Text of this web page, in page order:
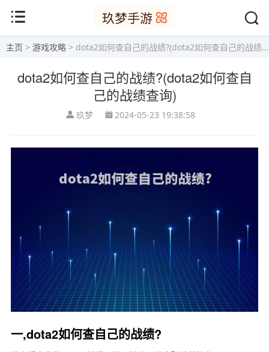
主页 > 游戏攻略 > dota2如何查自己的战绩?(dota2如何查自己的战绩查询)
dota2如何查自己的战绩?(dota2如何查自
己的战绩查询)
玖梦 2024-05-23 19:38:58
一,dota2如何查自己的战绩?